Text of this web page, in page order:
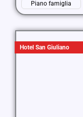
Piano famiglia
Hotel San Giuliano